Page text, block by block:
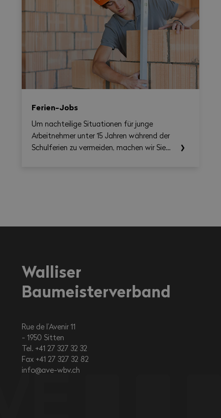
erleichtern soll. Damit lassen sich
Arbeitszeit, Überstunden, Reisezeit und
allfällige Zuschläge auf Wochenbasis
berechnen und gleichzeitig eine
übersichtliche, als PDF exportierbare
Zusammenfassung erstellen.
Ferien-Jobs
Um nachteilige Situationen für junge
Arbeitnehmer unter 15 Jahren während der
Schulferien zu vermeiden, machen wir Sie
Walliser
Baumeisterverband
Rue de l’Avenir 11
1950 Sitten
Tel. +41 27 327 32 32
Fax +41 27 327 32 82
info@ave-wbv.ch